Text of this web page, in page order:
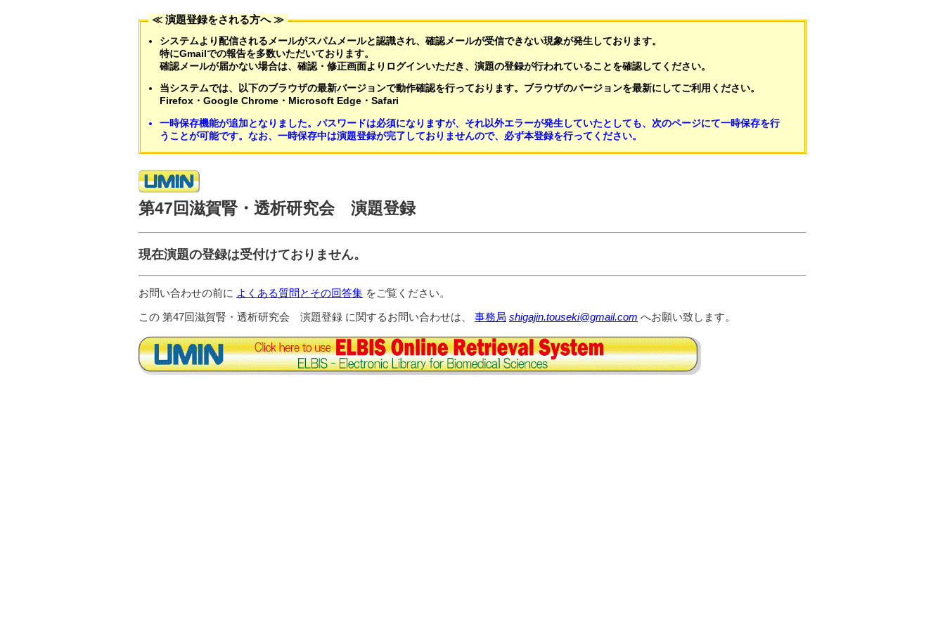
≪ 演題登録をされる方へ ≫
システムより配信されるメールがスパムメールと認識され、確認メールが受信できない現象が発生しております。
特にGmailでの報告を多数いただいております。
確認メールが届かない場合は、確認・修正画面よりログインいただき、演題の登録が行われていることを確認してください。
当システムでは、以下のブラウザの最新バージョンで動作確認を行っております。ブラウザのバージョンを最新にしてご利用ください。
Firefox・Google Chrome・Microsoft Edge・Safari
一時保存機能が追加となりました。パスワードは必須になりますが、それ以外エラーが発生していたとしても、次のページにて一時保存を行
うことが可能です。なお、一時保存中は演題登録が完了しておりませんので、必ず本登録を行ってください。
第47回滋賀腎・透析研究会 演題登録
現在演題の登録は受付けておりません。
お問い合わせの前に よくある質問とその回答集 をご覧ください。
この 第47回滋賀腎・透析研究会 演題登録 に関するお問い合わせは、 事務局 shigajin.touseki@gmail.com へお願い致します。